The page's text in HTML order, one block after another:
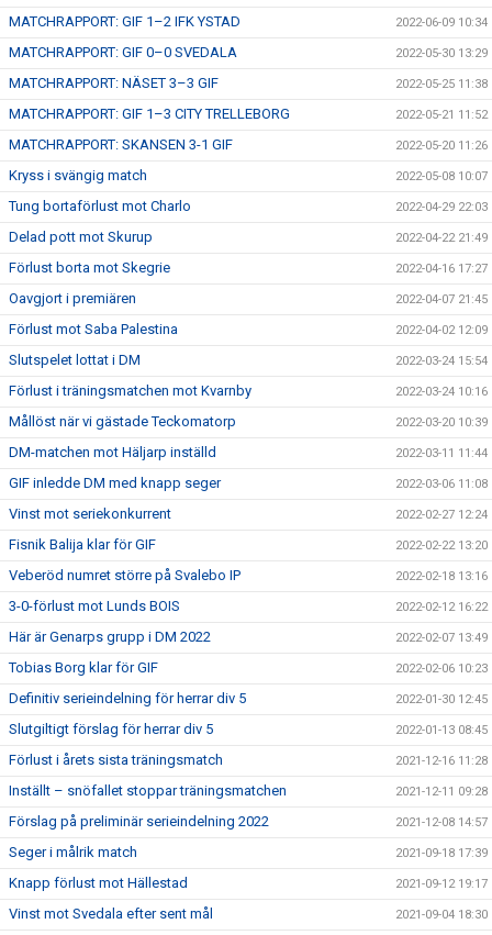
MATCHRAPPORT: GIF 1–2 IFK YSTAD 2022-06-09 10:34
MATCHRAPPORT: GIF 0–0 SVEDALA 2022-05-30 13:29
MATCHRAPPORT: NÄSET 3–3 GIF 2022-05-25 11:38
MATCHRAPPORT: GIF 1–3 CITY TRELLEBORG 2022-05-21 11:52
MATCHRAPPORT: SKANSEN 3-1 GIF 2022-05-20 11:26
Kryss i svängig match 2022-05-08 10:07
Tung bortaförlust mot Charlo 2022-04-29 22:03
Delad pott mot Skurup 2022-04-22 21:49
Förlust borta mot Skegrie 2022-04-16 17:27
Oavgjort i premiären 2022-04-07 21:45
Förlust mot Saba Palestina 2022-04-02 12:09
Slutspelet lottat i DM 2022-03-24 15:54
Förlust i träningsmatchen mot Kvarnby 2022-03-24 10:16
Mållöst när vi gästade Teckomatorp 2022-03-20 10:39
DM-matchen mot Häljarp inställd 2022-03-11 11:44
GIF inledde DM med knapp seger 2022-03-06 11:08
Vinst mot seriekonkurrent 2022-02-27 12:24
Fisnik Balija klar för GIF 2022-02-22 13:20
Veberöd numret större på Svalebo IP 2022-02-18 13:16
3-0-förlust mot Lunds BOIS 2022-02-12 16:22
Här är Genarps grupp i DM 2022 2022-02-07 13:49
Tobias Borg klar för GIF 2022-02-06 10:23
Definitiv serieindelning för herrar div 5 2022-01-30 12:45
Slutgiltigt förslag för herrar div 5 2022-01-13 08:45
Förlust i årets sista träningsmatch 2021-12-16 11:28
Inställt – snöfallet stoppar träningsmatchen 2021-12-11 09:28
Förslag på preliminär serieindelning 2022 2021-12-08 14:57
Seger i målrik match 2021-09-18 17:39
Knapp förlust mot Hällestad 2021-09-12 19:17
Vinst mot Svedala efter sent mål 2021-09-04 18:30